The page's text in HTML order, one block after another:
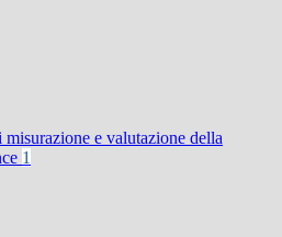
misurazione e valutazione della
1